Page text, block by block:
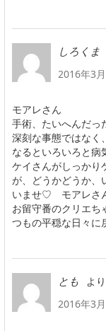
しろくま
2016年3
モアレさん
手術、たいへんだっ
深刻な事態ではなく
なるといろいろと病
ケイさんがしっかり
が、どうかどうか、
いませ♡ モアレさ
お留守番のクリエち
つもの平穏な日々
とも
よ
2016年3